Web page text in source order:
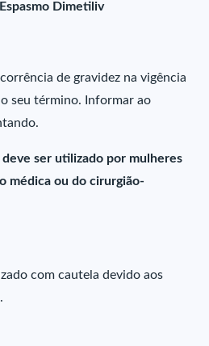
Dimetiliv
de gravidez na vigência
seu término. Informar ao
ser utilizado por mulheres
médica ou do cirurgião-
com cautela devido aos